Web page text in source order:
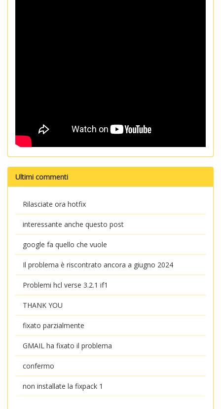
Ultimi commenti
Rilasciate ora hotfix
interessante anche questo post
google fa quello che vuole
Il problema è riscontrato ancora a giugno 2024
Problemi hcl verse 3.2.1 if1
THANK YOU
fixato parzialmente
GMAIL ha fixato il problema
confermo
non installate la fixpack 1